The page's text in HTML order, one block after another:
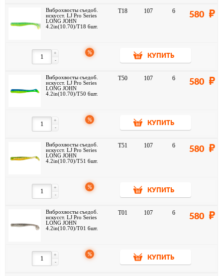
Виброхвосты съедоб.
искусст. LJ Pro Series
LONG JOHN
4.2in(10.70)/T18 6шт.
T18 107 6 580
-
+ %
КУПИТЬ
Виброхвосты съедоб.
искусст. LJ Pro Series
LONG JOHN
4.2in(10.70)/T50 6шт.
T50 107 6 580
-
+ %
КУПИТЬ
Виброхвосты съедоб.
искусст. LJ Pro Series
LONG JOHN
4.2in(10.70)/T51 6шт.
T51 107 6 580
-
+ %
КУПИТЬ
Виброхвосты съедоб.
искусст. LJ Pro Series
LONG JOHN
4.2in(10.70)/T01 6шт.
T01 107 6 580
-
+ %
КУПИТЬ